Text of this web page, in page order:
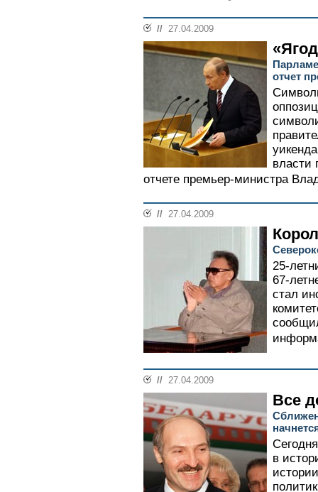
// 27.04.2009
отчет
власти
отчете премьер-министра
// 27.04.2009
25-
67-
стал
// 27.04.2009
Все
в